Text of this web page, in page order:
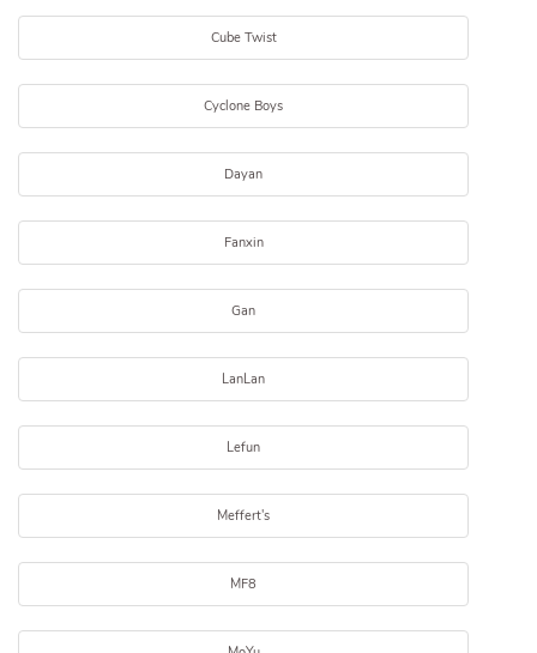
Cube Twist
Cyclone Boys
Dayan
Fanxin
Gan
LanLan
Lefun
Meffert's
MF8